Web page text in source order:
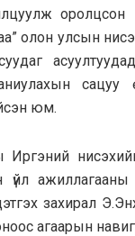
олон улсын
юм.
үйл
захирал
агаарын